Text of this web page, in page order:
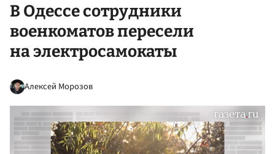
В Одессе сотрудники
военкоматов пересели
на электросамокаты
Алексей Морозов